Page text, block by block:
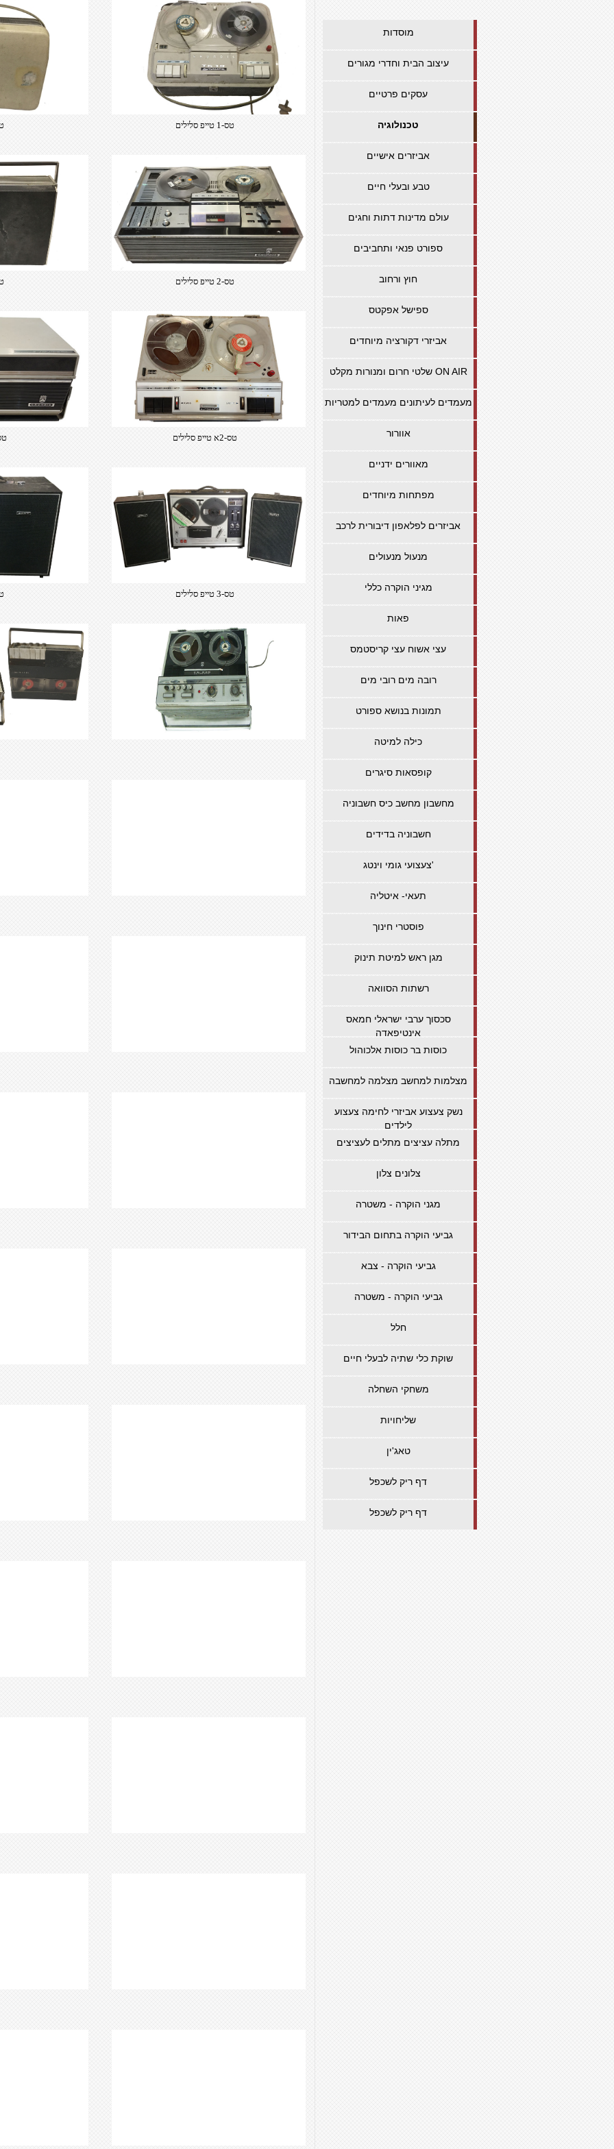
​טס-1 טייפ סלילים
​טס-2 טייפ סלילים
​טס- ​טס-2א טייפ סלילים
טס-3 טייפ סלילים​
מוסדות
עיצוב הבית וחדרי מגורים
עסקים פרטיים
טכנולוגיה
אביזרים אישיים
טבע ובעלי חיים
עולם מדינות דתות וחגים
ספורט פנאי ותחביבים
חוץ ורחוב
ספישל אפקטס
אביזרי דקורציה מיוחדים
שלטי חרום ומנורות מקלט ON AIR
מעמדים לעיתונים מעמדים למטריות
אוורור
מאוורים ידניים
מפתחות מיוחדים
אביזרים לפלאפון דיבורית לרכב
מנעול מנעולים
מגיני הוקרה כללי
פאות
עצי אשוח עצי קריסטמס
רובה מים רובי מים
תמונות בנושא ספורט
כילה למיטה
קופסאות סיגרים
מחשבון מחשב כיס חשבוניה
חשבוניה בדידים
צעצועי גומי וינטג'
תעאי- איטליה
פוסטרי חינוך
מגן ראש למיטת תינוק
רשתות הסוואה
סכסוך ערבי ישראלי חמאס
אינטיפאדה
כוסות בר כוסות אלכוהול
מצלמות למחשב מצלמה למחשבה
נשק צעצוע אביזרי לחימה צעצוע
לילדים
מתלה עציצים מתלים לעציצים
צלונים צלון
מגני הוקרה - משטרה
גביעי הוקרה בתחום הבידור
גביעי הוקרה - צבא
גביעי הוקרה - משטרה
חלל
שוקת כלי שתיה לבעלי חיים
משחקי השחלה
שליחויות
טאג'ין
דף ריק לשכפל
דף ריק לשכפל